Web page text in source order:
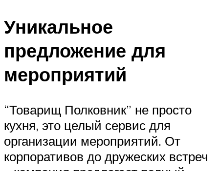
Уникальное
предложение для
мероприятий
“Товарищ Полковник” не просто
кухня, это целый сервис для
организации мероприятий. От
корпоративов до дружеских встреч